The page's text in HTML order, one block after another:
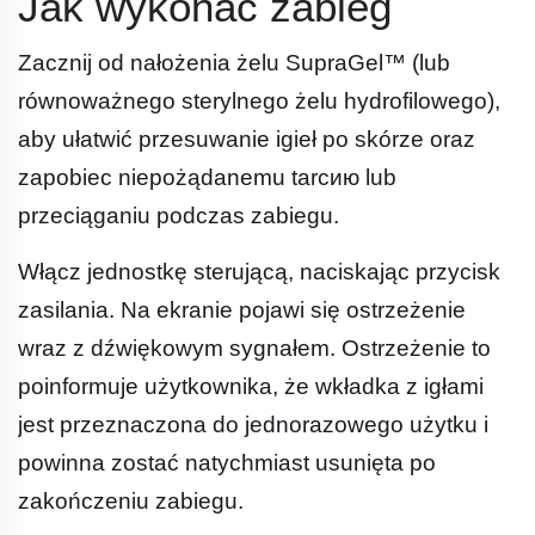
Zacznij od nałożenia żelu SupraGel™ (lub
równoważnego sterylnego żelu hydrofilowego),
aby ułatwić przesuwanie igieł po skórze oraz
zapobiec niepożądanemu tarcию lub
przeciąganiu podczas zabiegu.
Włącz jednostkę sterującą, naciskając przycisk
zasilania. Na ekranie pojawi się ostrzeżenie
wraz z dźwiękowym sygnałem. Ostrzeżenie to
poinformuje użytkownika, że wkładka z igłami
jest przeznaczona do jednorazowego użytku i
powinna zostać natychmiast usunięta po
zakończeniu zabiegu.